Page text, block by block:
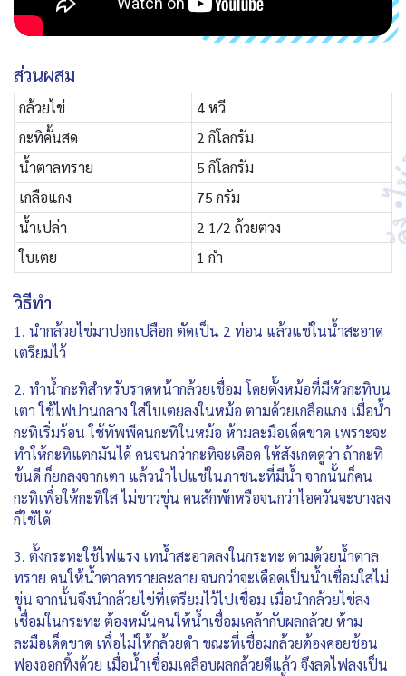
ส่วนผสม
กล้วยไข่
4 หวี
กะทิคั้นสด
2 กิโลกรัม
น้ำตาลทราย
5 กิโลกรัม
เกลือแกง
75 กรัม
น้ำเปล่า
2 1/2 ถ้วยตวง
ใบเตย
1 กำ
วิธีทำ
1. นำกล้วยไข่มาปอกเปลือก ตัดเป็น 2 ท่อน แล้วแช่ในน้ำสะอาด
เตรียมไว้
2. ทำน้ำกะทิสำหรับราดหน้ากล้วยเชื่อม โดยตั้งหม้อที่มีหัวกะทิบน
เตา ใช้ไฟปานกลาง ใส่ใบเตยลงในหม้อ ตามด้วยเกลือแกง เมื่อน้ำ
กะทิเริ่มร้อน ใช้ทัพพีคนกะทิในหม้อ ห้ามละมือเด็ดขาด เพราะจะ
ทำให้กะทิแตกมันได้ คนจนกว่ากะทิจะเดือด ให้สังเกตดูว่า ถ้ากะทิ
ข้นดี ก็ยกลงจากเตา แล้วนำไปแช่ในภาชนะที่มีน้ำ จากนั้นก็คน
กะทิเพื่อให้กะทิใส ไม่ขาวขุ่น คนสักพักหรือจนกว่าไอควันจะบางลง
ก็ใช้ได้
3. ตั้งกระทะใช้ไฟแรง เทน้ำสะอาดลงในกระทะ ตามด้วยน้ำตาล
ทราย คนให้น้ำตาลทรายละลาย จนกว่าจะเดือดเป็นน้ำเชื่อมใสไม่
ขุ่น จากนั้นจึงนำกล้วยไข่ที่เตรียมไว้ไปเชื่อม เมื่อนำกล้วยไข่ลง
เชื่อมในกระทะ ต้องหมั่นคนให้น้ำเชื่อมเคล้ากับผลกล้วย ห้าม
ละมือเด็ดขาด เพื่อไม่ให้กล้วยดำ ขณะที่เชื่อมกล้วยต้องคอยช้อน
ฟองออกทิ้งด้วย เมื่อน้ำเชื่อมเคลือบผลกล้วยดีแล้ว จึงลดไฟลงเป็น